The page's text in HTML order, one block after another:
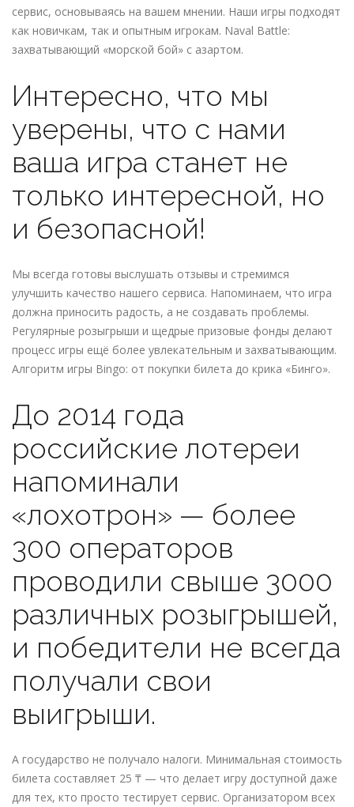
сервис, основываясь на вашем мнении. Наши игры подходят
как новичкам, так и опытным игрокам. Naval Battle:
захватывающий «морской бой» с азартом.
Интересно, что мы
уверены, что с нами
ваша игра станет не
только интересной, но
и безопасной!
Мы всегда готовы выслушать отзывы и стремимся
улучшить качество нашего сервиса. Напоминаем, что игра
должна приносить радость, а не создавать проблемы.
Регулярные розыгрыши и щедрые призовые фонды делают
процесс игры ещё более увлекательным и захватывающим.
Алгоритм игры Bingo: от покупки билета до крика «Бинго».
До 2014 года
российские лотереи
напоминали
«лохотрон» — более
300 операторов
проводили свыше 3000
различных розыгрышей,
и победители не всегда
получали свои
выигрыши.
А государство не получало налоги. Минимальная стоимость
билета составляет 25 ₸ — что делает игру доступной даже
для тех, кто просто тестирует сервис. Организатором всех